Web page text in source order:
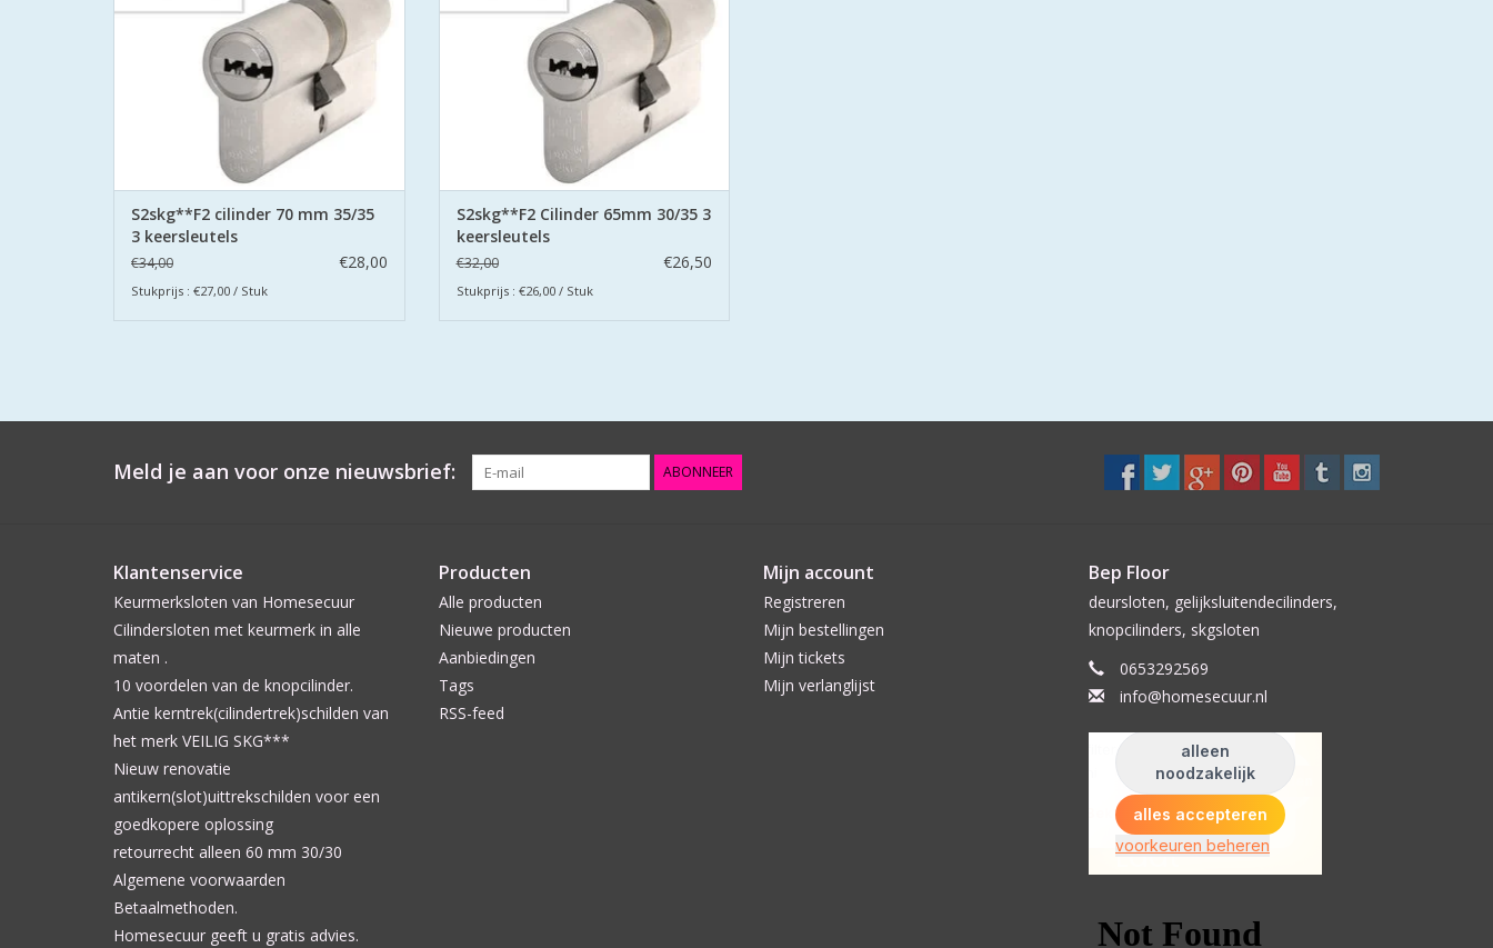
TOEVOEGEN AAN WINKELWAGEN
S2skg**F2 cilinder 70 mm 35/35
3 keersleutels
€34,00 €28,00
Stukprijs : €27,00 / Stuk
TOEVOEGEN AAN WINKELWAGEN
S2skg**F2 Cilinder 65mm 30/35 3
keersleutels
€32,00 €26,50
Stukprijs : €26,00 / Stuk
Meld je aan voor onze nieuwsbrief: ABONNEER
Klantenservice
Keurmerksloten van Homesecuur
Cilindersloten met keurmerk in alle
maten .
10 voordelen van de knopcilinder.
Antie kerntrek(cilindertrek)schilden van
het merk VEILIG SKG***
Nieuw renovatie
antikern(slot)uittrekschilden voor een
goedkopere oplossing
retourrecht alleen 60 mm 30/30
Algemene voorwaarden
Betaalmethoden.
Homesecuur geeft u gratis advies.
Producten
Alle producten
Nieuwe producten
Aanbiedingen
Tags
RSS-feed
Mijn account
Registreren
Mijn bestellingen
Mijn tickets
Mijn verlanglijst
Bep Floor
deursloten, gelijksluitendecilinders,
knopcilinders, skgsloten
0653292569
info@homesecuur.nl